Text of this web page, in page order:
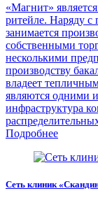
«Магнит»
ритейле. Наряду с
занимается
собственными
несколькими
производству
владеет
являются одними
инфраструктура
Подробнее
Сеть клиник